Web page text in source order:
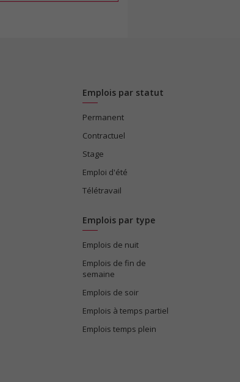
Emplois par statut
Permanent
Contractuel
Stage
Emploi d'été
Télétravail
Emplois par type
Emplois de nuit
Emplois de fin de
semaine
Emplois de soir
Emplois à temps partiel
Emplois temps plein